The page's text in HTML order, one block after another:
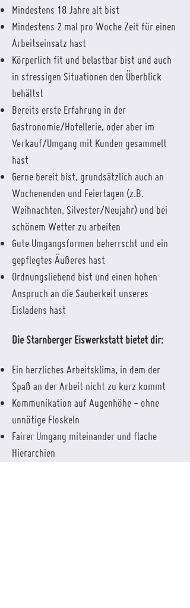
Mindestens 18 Jahre alt bist
Mindestens 2 mal pro Woche Zeit für einen
Arbeitseinsatz hast
Körperlich fit und belastbar bist und auch
in stressigen Situationen den Überblick
behältst
Bereits erste Erfahrung in der
Gastronomie/Hotellerie, oder aber im
Verkauf/Umgang mit Kunden gesammelt
hast
Gerne bereit bist, grundsätzlich auch an
Wochenenden und Feiertagen (z.B.
Weihnachten, Silvester/Neujahr) und bei
schönem Wetter zu arbeiten
Gute Umgangsformen beherrscht und ein
gepflegtes Äußeres hast
Ordnungsliebend bist und einen hohen
Anspruch an die Sauberkeit unseres
Eisladens hast
Die Starnberger Eiswerkstatt bietet dir:
Ein herzliches Arbeitsklima, in dem der
Spaß an der Arbeit nicht zu kurz kommt
Kommunikation auf Augenhöhe - ohne
unnötige Floskeln
Fairer Umgang miteinander und flache
Hierarchien